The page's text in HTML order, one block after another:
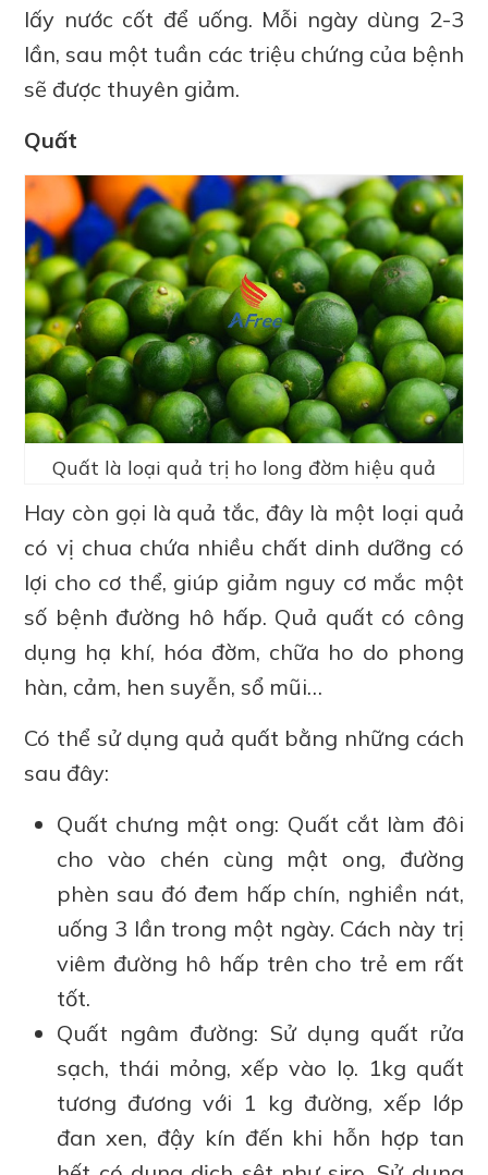
lấy nước cốt để uống. Mỗi ngày dùng 2-3
lần, sau một tuần các triệu chứng của bệnh
sẽ được thuyên giảm.
Quất
Quất là loại quả trị ho long đờm hiệu quả
Hay còn gọi là quả tắc, đây là một loại quả
có vị chua chứa nhiều chất dinh dưỡng có
lợi cho cơ thể, giúp giảm nguy cơ mắc một
số bệnh đường hô hấp. Quả quất có công
dụng hạ khí, hóa đờm, chữa ho do phong
hàn, cảm, hen suyễn, sổ mũi…
Có thể sử dụng quả quất bằng những cách
sau đây:
Quất chưng mật ong: Quất cắt làm đôi
cho vào chén cùng mật ong, đường
phèn sau đó đem hấp chín, nghiền nát,
uống 3 lần trong một ngày. Cách này trị
viêm đường hô hấp trên cho trẻ em rất
tốt.
Quất ngâm đường: Sử dụng quất rửa
sạch, thái mỏng, xếp vào lọ. 1kg quất
tương đương với 1 kg đường, xếp lớp
đan xen, đậy kín đến khi hỗn hợp tan